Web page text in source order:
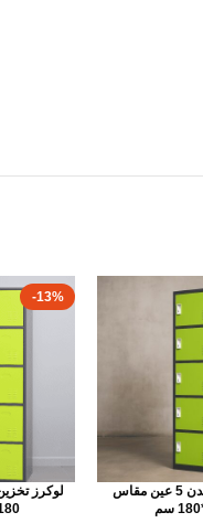
لوكرز تخزين معدن 5 عين مقاس
-13%